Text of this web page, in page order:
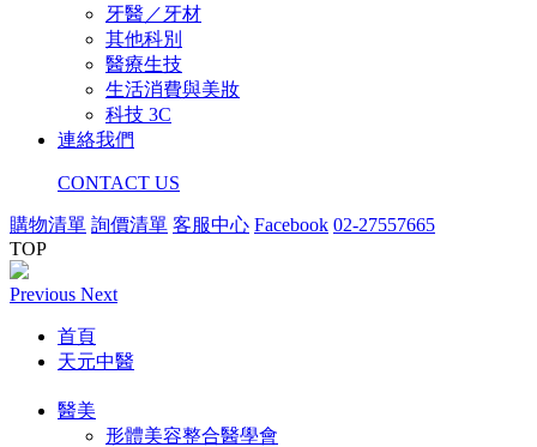
牙醫／牙材
其他科別
醫療生技
生活消費與美妝
科技 3C
連絡我們
CONTACT US
購物清單 詢價清單 客服中心 Facebook 02-27557665
TOP
Previous Next
首頁
天元中醫
醫美
形體美容整合醫學會